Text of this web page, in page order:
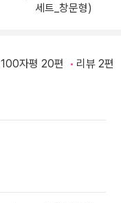
세트_창문형)
100자평 20편 리뷰 2편